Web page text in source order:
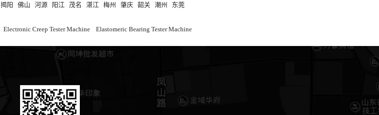
揭阳 佛山 河源 阳江 茂名 湛江 梅州 肇庆 韶关 潮州 东莞
Electronic Creep Tester Machine Elastomeric Bearing Tester Machine